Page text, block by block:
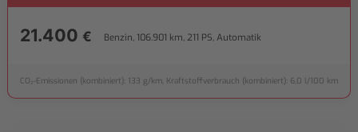
21.400 € Benzin, 106.901 km, 211 PS, Automatik
CO₂-Emissionen (kombiniert): 133 g/km, Kraftstoffverbrauch (kombiniert): 6,0 l/100 km